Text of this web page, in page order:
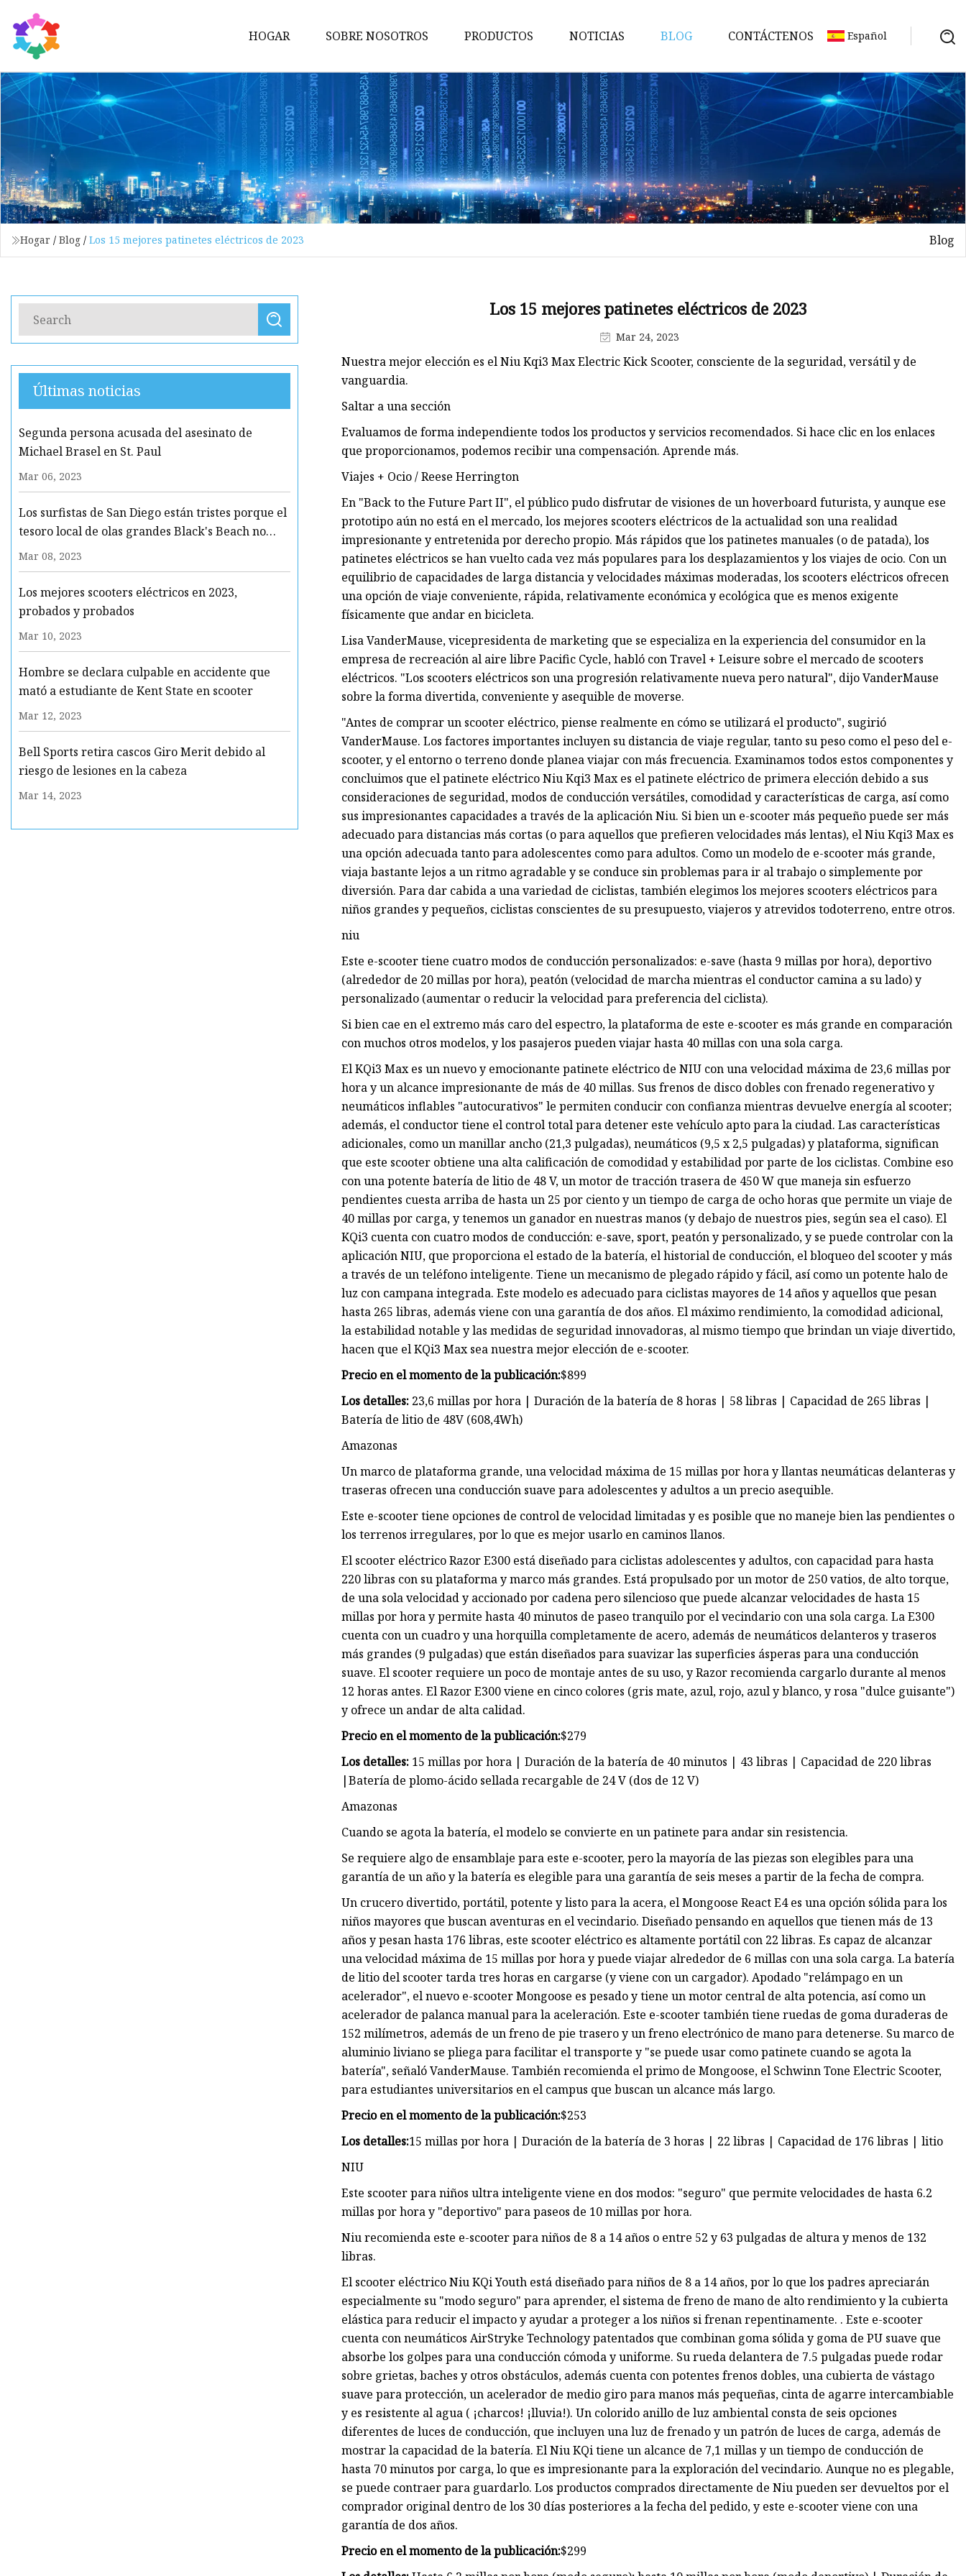
HOGAR SOBRE NOSOTROS PRODUCTOS
Scooter electrico
Scooter
Scooter eléctrico para adultos
Vespa adulta
Patinetes acrobáticos
NOTICIAS BLOG CONTÁCTENOS Español
Hogar / Blog / Los 15 mejores patinetes eléctricos de 2023 Blog
Últimas noticias
Segunda persona acusada del asesinato de
Michael Brasel en St. Paul
Mar 06, 2023
Los surfistas de San Diego están tristes porque el
tesoro local de olas grandes Black's Beach no
logra entrar en el top 20 "¡Las mejores playas
para tomar el sol desnudo en todo el mundo!"
Mar 08, 2023
Los mejores scooters eléctricos en 2023,
probados y probados
Mar 10, 2023
Hombre se declara culpable en accidente que
mató a estudiante de Kent State en scooter
Mar 12, 2023
Bell Sports retira cascos Giro Merit debido al
riesgo de lesiones en la cabeza
Mar 14, 2023
Los 15 mejores patinetes eléctricos de 2023
Mar 24, 2023
Nuestra mejor elección es el Niu Kqi3 Max Electric Kick Scooter, consciente de la seguridad, versátil y de
vanguardia.
Saltar a una sección
Evaluamos de forma independiente todos los productos y servicios recomendados. Si hace clic en los enlaces
que proporcionamos, podemos recibir una compensación. Aprende más.
Viajes + Ocio / Reese Herrington
En "Back to the Future Part II", el público pudo disfrutar de visiones de un hoverboard futurista, y aunque ese
prototipo aún no está en el mercado, los mejores scooters eléctricos de la actualidad son una realidad
impresionante y entretenida por derecho propio. Más rápidos que los patinetes manuales (o de patada), los
patinetes eléctricos se han vuelto cada vez más populares para los desplazamientos y los viajes de ocio. Con un
equilibrio de capacidades de larga distancia y velocidades máximas moderadas, los scooters eléctricos ofrecen
una opción de viaje conveniente, rápida, relativamente económica y ecológica que es menos exigente
físicamente que andar en bicicleta.
Lisa VanderMause, vicepresidenta de marketing que se especializa en la experiencia del consumidor en la
empresa de recreación al aire libre Pacific Cycle, habló con Travel + Leisure sobre el mercado de scooters
eléctricos. "Los scooters eléctricos son una progresión relativamente nueva pero natural", dijo VanderMause
sobre la forma divertida, conveniente y asequible de moverse.
"Antes de comprar un scooter eléctrico, piense realmente en cómo se utilizará el producto", sugirió
VanderMause. Los factores importantes incluyen su distancia de viaje regular, tanto su peso como el peso del e-
scooter, y el entorno o terreno donde planea viajar con más frecuencia. Examinamos todos estos componentes y
concluimos que el patinete eléctrico Niu Kqi3 Max es el patinete eléctrico de primera elección debido a sus
consideraciones de seguridad, modos de conducción versátiles, comodidad y características de carga, así como
sus impresionantes capacidades a través de la aplicación Niu. Si bien un e-scooter más pequeño puede ser más
adecuado para distancias más cortas (o para aquellos que prefieren velocidades más lentas), el Niu Kqi3 Max es
una opción adecuada tanto para adolescentes como para adultos. Como un modelo de e-scooter más grande,
viaja bastante lejos a un ritmo agradable y se conduce sin problemas para ir al trabajo o simplemente por
diversión. Para dar cabida a una variedad de ciclistas, también elegimos los mejores scooters eléctricos para
niños grandes y pequeños, ciclistas conscientes de su presupuesto, viajeros y atrevidos todoterreno, entre otros.
niu
Este e-scooter tiene cuatro modos de conducción personalizados: e-save (hasta 9 millas por hora), deportivo
(alrededor de 20 millas por hora), peatón (velocidad de marcha mientras el conductor camina a su lado) y
personalizado (aumentar o reducir la velocidad para preferencia del ciclista).
Si bien cae en el extremo más caro del espectro, la plataforma de este e-scooter es más grande en comparación
con muchos otros modelos, y los pasajeros pueden viajar hasta 40 millas con una sola carga.
El KQi3 Max es un nuevo y emocionante patinete eléctrico de NIU con una velocidad máxima de 23,6 millas por
hora y un alcance impresionante de más de 40 millas. Sus frenos de disco dobles con frenado regenerativo y
neumáticos inflables "autocurativos" le permiten conducir con confianza mientras devuelve energía al scooter;
además, el conductor tiene el control total para detener este vehículo apto para la ciudad. Las características
adicionales, como un manillar ancho (21,3 pulgadas), neumáticos (9,5 x 2,5 pulgadas) y plataforma, significan
que este scooter obtiene una alta calificación de comodidad y estabilidad por parte de los ciclistas. Combine eso
con una potente batería de litio de 48 V, un motor de tracción trasera de 450 W que maneja sin esfuerzo
pendientes cuesta arriba de hasta un 25 por ciento y un tiempo de carga de ocho horas que permite un viaje de
40 millas por carga, y tenemos un ganador en nuestras manos (y debajo de nuestros pies, según sea el caso). El
KQi3 cuenta con cuatro modos de conducción: e-save, sport, peatón y personalizado, y se puede controlar con la
aplicación NIU, que proporciona el estado de la batería, el historial de conducción, el bloqueo del scooter y más
a través de un teléfono inteligente. Tiene un mecanismo de plegado rápido y fácil, así como un potente halo de
luz con campana integrada. Este modelo es adecuado para ciclistas mayores de 14 años y aquellos que pesan
hasta 265 libras, además viene con una garantía de dos años. El máximo rendimiento, la comodidad adicional,
la estabilidad notable y las medidas de seguridad innovadoras, al mismo tiempo que brindan un viaje divertido,
hacen que el KQi3 Max sea nuestra mejor elección de e-scooter.
Precio en el momento de la publicación:$899
Los detalles: 23,6 millas por hora | Duración de la batería de 8 horas | 58 libras | Capacidad de 265 libras |
Batería de litio de 48V (608,4Wh)
Amazonas
Un marco de plataforma grande, una velocidad máxima de 15 millas por hora y llantas neumáticas delanteras y
traseras ofrecen una conducción suave para adolescentes y adultos a un precio asequible.
Este e-scooter tiene opciones de control de velocidad limitadas y es posible que no maneje bien las pendientes o
los terrenos irregulares, por lo que es mejor usarlo en caminos llanos.
El scooter eléctrico Razor E300 está diseñado para ciclistas adolescentes y adultos, con capacidad para hasta
220 libras con su plataforma y marco más grandes. Está propulsado por un motor de 250 vatios, de alto torque,
de una sola velocidad y accionado por cadena pero silencioso que puede alcanzar velocidades de hasta 15
millas por hora y permite hasta 40 minutos de paseo tranquilo por el vecindario con una sola carga. La E300
cuenta con un cuadro y una horquilla completamente de acero, además de neumáticos delanteros y traseros
más grandes (9 pulgadas) que están diseñados para suavizar las superficies ásperas para una conducción
suave. El scooter requiere un poco de montaje antes de su uso, y Razor recomienda cargarlo durante al menos
12 horas antes. El Razor E300 viene en cinco colores (gris mate, azul, rojo, azul y blanco, y rosa "dulce guisante")
y ofrece un andar de alta calidad.
Precio en el momento de la publicación:$279
Los detalles: 15 millas por hora | Duración de la batería de 40 minutos | 43 libras | Capacidad de 220 libras
|Batería de plomo-ácido sellada recargable de 24 V (dos de 12 V)
Amazonas
Cuando se agota la batería, el modelo se convierte en un patinete para andar sin resistencia.
Se requiere algo de ensamblaje para este e-scooter, pero la mayoría de las piezas son elegibles para una
garantía de un año y la batería es elegible para una garantía de seis meses a partir de la fecha de compra.
Un crucero divertido, portátil, potente y listo para la acera, el Mongoose React E4 es una opción sólida para los
niños mayores que buscan aventuras en el vecindario. Diseñado pensando en aquellos que tienen más de 13
años y pesan hasta 176 libras, este scooter eléctrico es altamente portátil con 22 libras. Es capaz de alcanzar
una velocidad máxima de 15 millas por hora y puede viajar alrededor de 6 millas con una sola carga. La batería
de litio del scooter tarda tres horas en cargarse (y viene con un cargador). Apodado "relámpago en un
acelerador", el nuevo e-scooter Mongoose es pesado y tiene un motor central de alta potencia, así como un
acelerador de palanca manual para la aceleración. Este e-scooter también tiene ruedas de goma duraderas de
152 milímetros, además de un freno de pie trasero y un freno electrónico de mano para detenerse. Su marco de
aluminio liviano se pliega para facilitar el transporte y "se puede usar como patinete cuando se agota la
batería", señaló VanderMause. También recomienda el primo de Mongoose, el Schwinn Tone Electric Scooter,
para estudiantes universitarios en el campus que buscan un alcance más largo.
Precio en el momento de la publicación:$253
Los detalles:15 millas por hora | Duración de la batería de 3 horas | 22 libras | Capacidad de 176 libras | litio
NIU
Este scooter para niños ultra inteligente viene en dos modos: "seguro" que permite velocidades de hasta 6.2
millas por hora y "deportivo" para paseos de 10 millas por hora.
Niu recomienda este e-scooter para niños de 8 a 14 años o entre 52 y 63 pulgadas de altura y menos de 132
libras.
El scooter eléctrico Niu KQi Youth está diseñado para niños de 8 a 14 años, por lo que los padres apreciarán
especialmente su "modo seguro" para aprender, el sistema de freno de mano de alto rendimiento y la cubierta
elástica para reducir el impacto y ayudar a proteger a los niños si frenan repentinamente. . Este e-scooter
cuenta con neumáticos AirStryke Technology patentados que combinan goma sólida y goma de PU suave que
absorbe los golpes para una conducción cómoda y uniforme. Su rueda delantera de 7.5 pulgadas puede rodar
sobre grietas, baches y otros obstáculos, además cuenta con potentes frenos dobles, una cubierta de vástago
suave para protección, un acelerador de medio giro para manos más pequeñas, cinta de agarre intercambiable
y es resistente al agua ( ¡charcos! ¡lluvia!). Un colorido anillo de luz ambiental consta de seis opciones
diferentes de luces de conducción, que incluyen una luz de frenado y un patrón de luces de carga, además de
mostrar la capacidad de la batería. El Niu KQi tiene un alcance de 7,1 millas y un tiempo de conducción de
hasta 70 minutos por carga, lo que es impresionante para la exploración del vecindario. Aunque no es plegable,
se puede contraer para guardarlo. Los productos comprados directamente de Niu pueden ser devueltos por el
comprador original dentro de los 30 días posteriores a la fecha del pedido, y este e-scooter viene con una
garantía de dos años.
Precio en el momento de la publicación:$299